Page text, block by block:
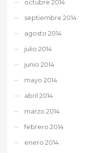
octubre 2014
septiembre 2014
agosto 2014
julio 2014
junio 2014
mayo 2014
abril 2014
marzo 2014
febrero 2014
enero 2014